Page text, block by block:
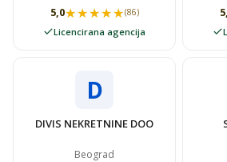
5,0★★★★★
★★★★★(86)
Licencirana agencija
D
DIVIS NEKRETNINE DOO
Beograd